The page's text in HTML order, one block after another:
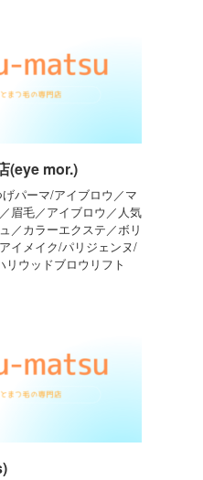
(eye mor.)
パーマ/アイブロウ／マ
眉毛／アイブロウ／人気
／カラーエクステ／ボリ
イメイク/パリジェンヌ/
リウッドブロウリフト